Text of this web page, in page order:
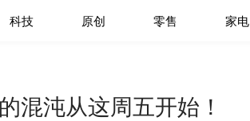
科技 原创 零售 家电
混沌从这周五开始！